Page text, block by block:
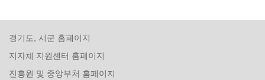
경기도, 시군 홈페이지
지자체 지원센터 홈페이지
진흥원 및 중앙부처 홈페이지